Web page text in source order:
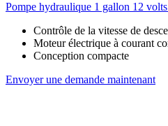
Pompe hydraulique 1 gallon 12
Contrôle de la vitesse de
Moteur électrique à courant
Conception compacte
Envoyer une demande maintenant